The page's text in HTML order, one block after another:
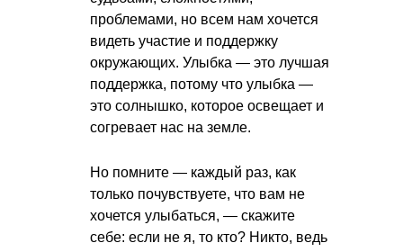
проблемами, но всем нам хочется
видеть участие и поддержку
окружающих. Улыбка — это лучшая
поддержка, потому что улыбка —
это солнышко, которое освещает и
согревает нас на земле.
Но помните — каждый раз, как
только почувствуете, что вам не
хочется улыбаться, — скажите
себе: если не я, то кто? Никто, ведь